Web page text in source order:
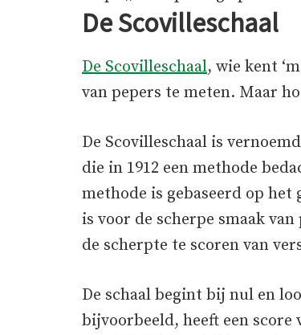
De Scovilleschaal
De Scovilleschaal, wie kent
van pepers te meten. Maar
De Scovilleschaal is
die in 1912 een methode
methode is gebaseerd op
is voor de scherpe smaak
de scherpte te scoren van
De schaal begint bij nul en
bijvoorbeeld, heeft een score